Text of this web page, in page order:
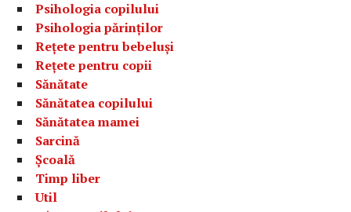
Psihologia copilului
Psihologia părinților
Rețete pentru bebeluși
Rețete pentru copii
Sănătate
Sănătatea copilului
Sănătatea mamei
Sarcină
Școală
Timp liber
Util